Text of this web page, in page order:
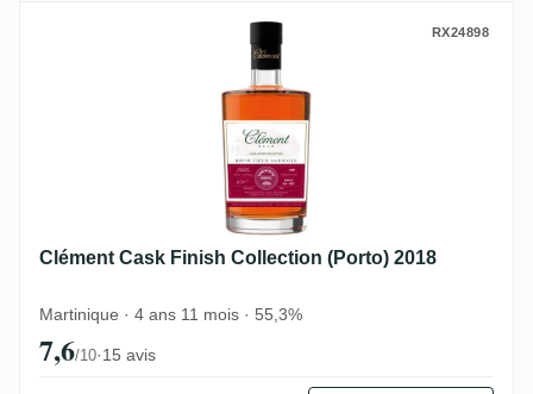
Clément Cask Finish Collection (Porto)
RX24898
Clément Cask Finish Collection (Porto) 2018
Martinique · 4 ans 11 mois · 55,3%
7,6/10·15 avis